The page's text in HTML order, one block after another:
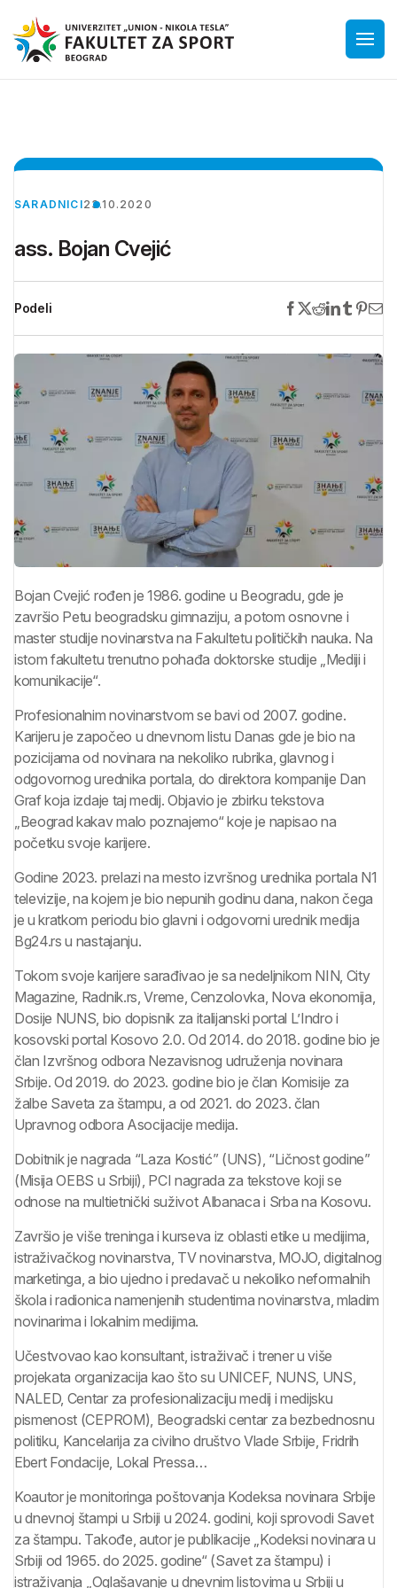
SARADNICI23.10.2020
ass. Bojan Cvejić
Podeli
Bojan Cvejić rođen je 1986. godine u Beogradu, gde je
završio Petu beogradsku gimnaziju, a potom osnovne i
master studije novinarstva na Fakultetu političkih nauka. Na
istom fakultetu trenutno pohađa doktorske studije „Mediji i
komunikacije“.
Profesionalnim novinarstvom se bavi od 2007. godine.
Karijeru je započeo u dnevnom listu Danas gde je bio na
pozicijama od novinara na nekoliko rubrika, glavnog i
odgovornog urednika portala, do direktora kompanije Dan
Graf koja izdaje taj medij. Objavio je zbirku tekstova
„Beograd kakav malo poznajemo“ koje je napisao na
početku svoje karijere.
Godine 2023. prelazi na mesto izvršnog urednika portala N1
televizije, na kojem je bio nepunih godinu dana, nakon čega
je u kratkom periodu bio glavni i odgovorni urednik medija
Bg24.rs u nastajanju.
Tokom svoje karijere sarađivao je sa nedeljnikom NIN, City
Magazine, Radnik.rs, Vreme, Cenzolovka, Nova ekonomija,
Dosije NUNS, bio dopisnik za italijanski portal L’Indro i
kosovski portal Kosovo 2.0. Od 2014. do 2018. godine bio je
član Izvršnog odbora Nezavisnog udruženja novinara
Srbije. Od 2019. do 2023. godine bio je član Komisije za
žalbe Saveta za štampu, a od 2021. do 2023. član
Upravnog odbora Asocijacije medija.
Dobitnik je nagrada “Laza Kostić” (UNS), “Ličnost godine”
(Misija OEBS u Srbiji), PCI nagrada za tekstove koji se
odnose na multietnički suživot Albanaca i Srba na Kosovu.
Završio je više treninga i kurseva iz oblasti etike u medijima,
istraživačkog novinarstva, TV novinarstva, MOJO, digitalnog
marketinga, a bio ujedno i predavač u nekoliko neformalnih
škola i radionica namenjenih studentima novinarstva, mladim
novinarima i lokalnim medijima.
Učestvovao kao konsultant, istraživač i trener u više
projekata organizacija kao što su UNICEF, NUNS, UNS,
NALED, Centar za profesionalizaciju medij i medijsku
pismenost (CEPROM), Beogradski centar za bezbednosnu
politiku, Kancelarija za civilno društvo Vlade Srbije, Fridrih
Ebert Fondacije, Lokal Pressa…
Koautor je monitoringa poštovanja Kodeksa novinara Srbije
u dnevnoj štampi u Srbiji u 2024. godini, koji sprovodi Savet
za štampu. Takođe, autor je publikacije „Kodeksi novinara u
Srbiji od 1965. do 2025. godine“ (Savet za štampu) i
istraživanja „Oglašavanje u dnevnim listovima u Srbiji u